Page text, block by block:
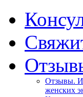
Отзывы.
женских